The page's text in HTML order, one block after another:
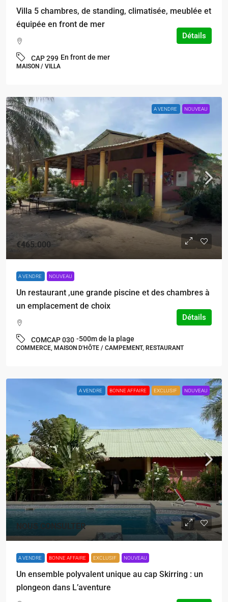
Villa 5 chambres, de standing, climatisée, meublée et
équipée en front de mer
CAP 299 En front de mer
MAISON / VILLA
Détails
A VENDRE NOUVEAU
€465.000
A VENDRE NOUVEAU
Un restaurant ,une grande piscine et des chambres à
un emplacement de choix
COMCAP 030 -500m de la plage
COMMERCE, MAISON D'HÔTE / CAMPEMENT, RESTAURANT
Détails
A VENDRE BONNE AFFAIRE EXCLUSIF NOUVEAU
NOUS CONSULTER
A VENDRE BONNE AFFAIRE EXCLUSIF NOUVEAU
Un ensemble polyvalent unique au cap Skirring : un
plongeon dans L’aventure